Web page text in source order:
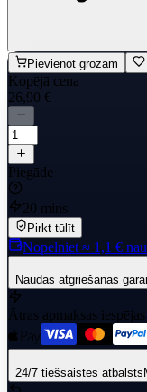
Pievienot grozam
Kopējā cena
26,90 €
Piegāde
20 mins
Pirkt tūlīt
Nopelniet ≈ 1,1 €
Naudas atgriešanas
Ātras apmaksas iespējas
24/7 tiešsaistes atbalsts